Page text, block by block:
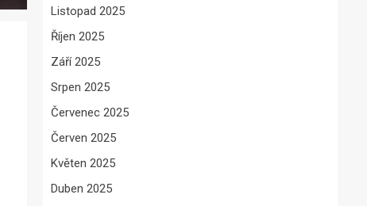
Listopad 2025
Říjen 2025
Září 2025
Srpen 2025
Červenec 2025
Červen 2025
Květen 2025
Duben 2025